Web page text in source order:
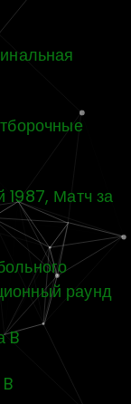
1987, Матч за
раунд
B